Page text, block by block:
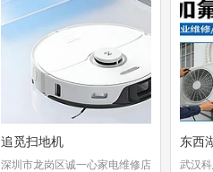
追觅扫地机
深圳市龙岗区诚一心家电维修店
东西
武汉